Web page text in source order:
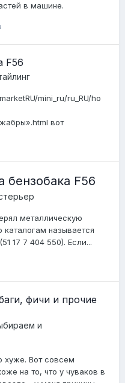
в машине.
F56
mini_ru/ru_RU/ho
вот
F56
металлическую
называется
17 7 404 550). Если...
фичи и прочие
и
хуже. Вот совсем
на то, что у чуваков в